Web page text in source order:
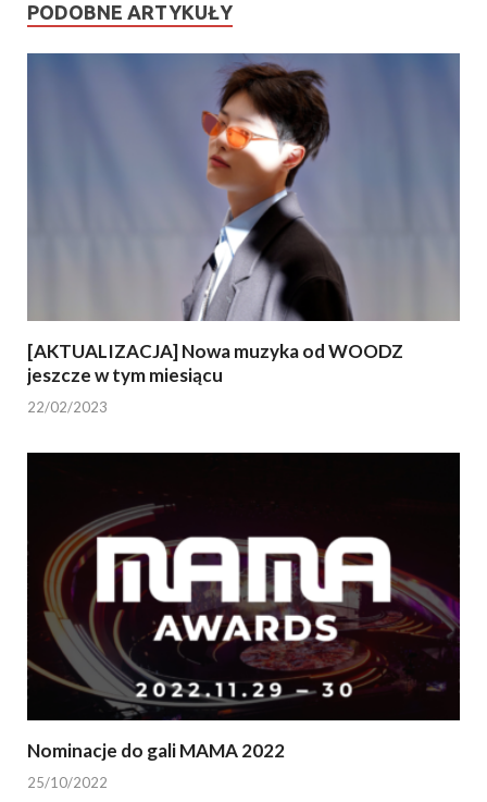
PODOBNE ARTYKUŁY
[AKTUALIZACJA] Nowa muzyka od WOODZ
jeszcze w tym miesiącu
22/02/2023
Nominacje do gali MAMA 2022
25/10/2022